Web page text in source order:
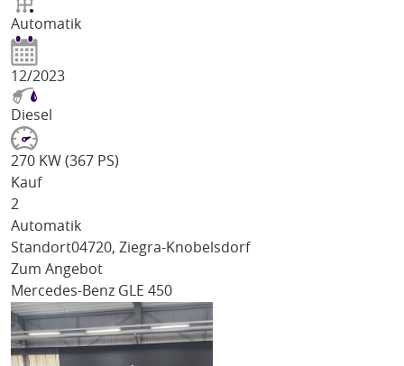
Automatik
12/2023
Diesel
270 KW (367 PS)
Kauf
2
Automatik
Standort04720, Ziegra-Knobelsdorf
Zum Angebot
Mercedes-Benz GLE 450